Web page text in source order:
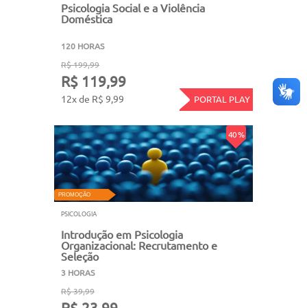
Psicologia Social e a Violência
Doméstica
120 HORAS
R$ 199,99
R$ 119,99
12x de R$ 9,99 PORTAL PLAY
40 %
PROMOÇÃO
PSICOLOGIA
Introdução em Psicologia
Organizacional: Recrutamento e
Seleção
3 HORAS
R$ 39,99